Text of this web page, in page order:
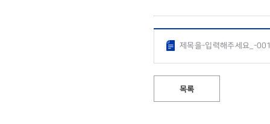
제목을-입력해주세요_-
목록